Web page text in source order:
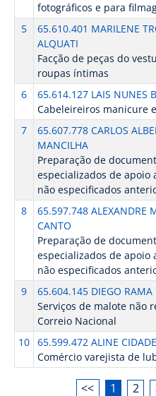
fotográficos e para
5
65.610.401 MARILENE
ALQUATI
Facção de peças do
roupas íntimas
6
65.614.127 LAIS NUNES
Cabeleireiros manicure
7
65.607.778 CARLOS
MANCILHA
Preparação de
especializados de apoio
não especificados
8
65.597.748 ALEXANDRE
CANTO
Preparação de
especializados de apoio
não especificados
9
65.604.145 DIEGO RAMA
Serviços de malote não
Correio Nacional
10 65.599.472 ALINE
Comércio varejista de
<< 1 2